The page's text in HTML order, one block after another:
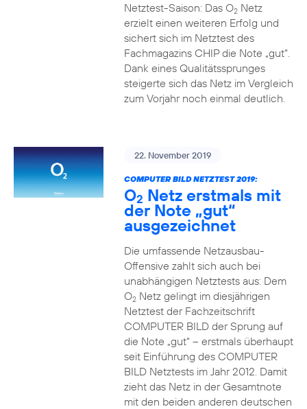
Netztest-Saison: Das O2Netz
erzielt einen weiteren Erfolg und
sichert sich im Netztest des
Fachmagazins CHIP die Note „gut“.
Dank eines Qualitätssprunges
steigerte sich das Netz im Vergleich
zum Vorjahr noch einmal deutlich.
22. November 2019
COMPUTER BILD NETZTEST 2019:
O2 Netz erstmals mit
der Note „gut“
ausgezeichnet
Die umfassende Netzausbau-
Offensive zahlt sich auch bei
unabhängigen Netztests aus: Dem
O2Netz gelingt im diesjährigen
Netztest der Fachzeitschrift
COMPUTER BILD der Sprung auf
die Note „gut“ – erstmals überhaupt
seit Einführung des COMPUTER
BILD Netztests im Jahr 2012. Damit
zieht das Netz in der Gesamtnote
mit den beiden anderen deutschen